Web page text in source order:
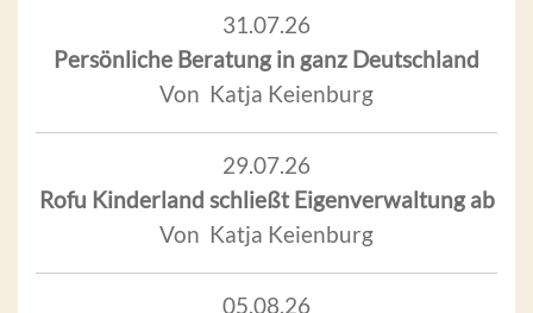
31.07.26
Persönliche Beratung in ganz Deutschland
Von Katja Keienburg
29.07.26
Rofu Kinderland schließt Eigenverwaltung ab
Von Katja Keienburg
05.08.26